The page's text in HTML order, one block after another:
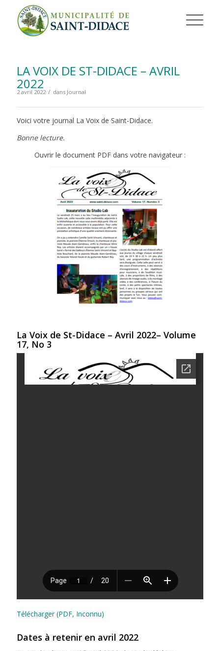
LA VOIX DE ST-DIDACE – AVRIL
2022
2 avril 2022 / dans Journal
Voici votre journal La Voix de Saint-Didace.
Bonne lecture.
Ouvrir le document PDF dans votre navigateur :
La Voix de St-Didace – Avril 2022– Volume
17, No 3
Télécharger (PDF, Inconnu)
Dates à retenir en avril 2022